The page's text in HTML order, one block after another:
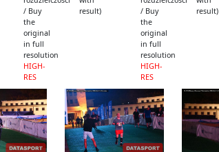
/ Buy
the
original
in full
resolution
HIGH-
RES
result)
/ Buy
the
original
in full
resolution
HIGH-
RES
result)